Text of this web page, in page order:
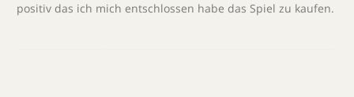
positiv das ich mich entschlossen habe das Spiel zu kaufen.